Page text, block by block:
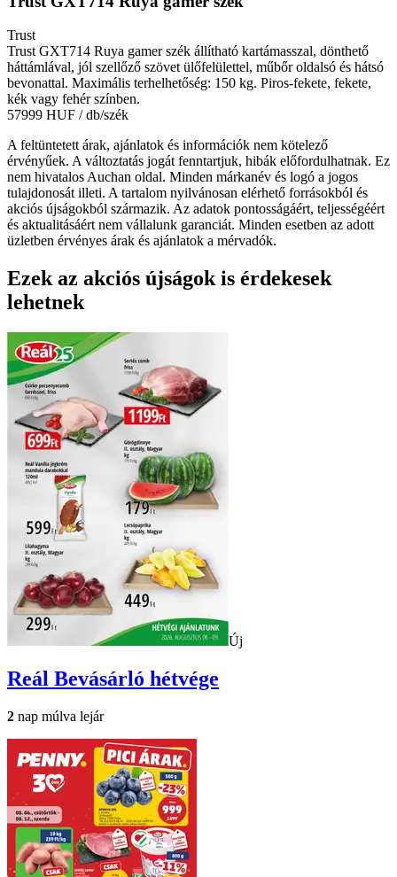
Trust
Trust GXT714 Ruya gamer szék állítható kartámasszal, dönthető
háttámlával, jól szellőző szövet ülőfelülettel, műbőr oldalsó és hátsó
bevonattal. Maximális terhelhetőség: 150 kg. Piros-fekete, fekete,
kék vagy fehér színben.
57999 HUF / db/szék
A feltüntetett árak, ajánlatok és információk nem kötelező
érvényűek. A változtatás jogát fenntartjuk, hibák előfordulhatnak. Ez
nem hivatalos Auchan oldal. Minden márkanév és logó a jogos
tulajdonosát illeti. A tartalom nyilvánosan elérhető forrásokból és
akciós újságokból származik. Az adatok pontosságáért, teljességéért
és aktualitásáért nem vállalunk garanciát. Minden esetben az adott
üzletben érvényes árak és ajánlatok a mérvadók.
Ezek az akciós újságok is érdekesek
lehetnek
Új
Reál Bevásárló hétvége
2 nap múlva lejár